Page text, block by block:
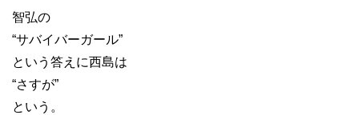
智弘の
“サバイバーガール”
という答えに西島は
“さすが”
という。